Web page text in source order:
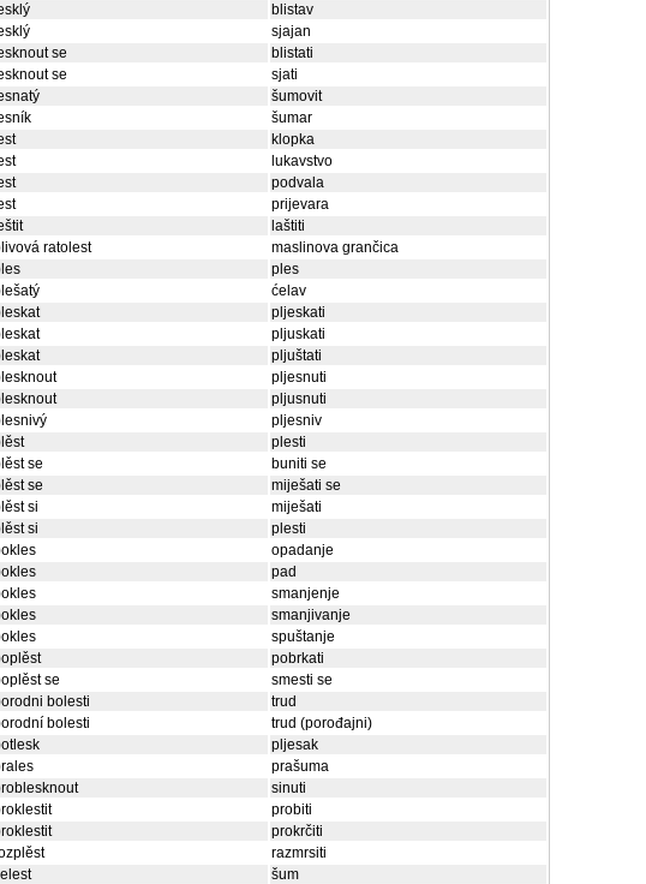
blistav
sjajan
se
blistati
se
sjati
šumovit
šumar
klopka
lukavstvo
podvala
prijevara
laštiti
ratolest
maslinova grančica
ples
ćelav
pljeskati
pljuskati
pljuštati
pljesnuti
pljusnuti
pljesniv
plesti
se
buniti se
se
miješati se
si
miješati
si
plesti
opadanje
pad
smanjenje
smanjivanje
spuštanje
pobrkati
se
smesti se
bolesti
trud
bolesti
trud (porođajni)
pljesak
prašuma
sinuti
probiti
prokrčiti
razmrsiti
šum